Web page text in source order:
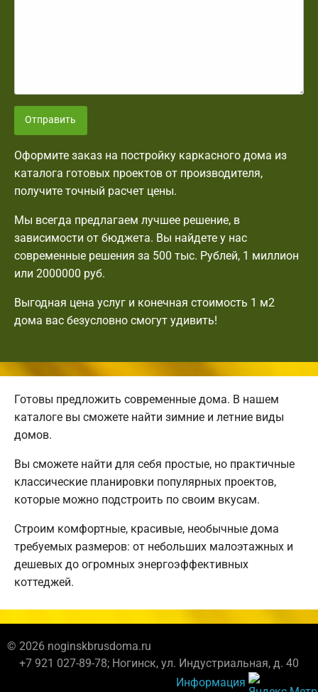
Отправить
Оформите заказ на постройку каркасного дома из
каталога готовых проектов от производителя,
получите точный расчет цены.
Мы всегда предлагаем лучшее решение, в
зависимости от бюджета. Вы найдете у нас
современные решения за 500 тыс. Рублей, 1 миллион
или 2000000 руб.
Выгодная цена услуг и конечная стоимость 1 м2
дома вас безусловно смогут удивить!
Готовы предложить современные дома. В нашем
каталоге вы сможете найти зимние и летние виды
домов.
Вы сможете найти для себя простые, но практичные
классические планировки популярных проектов,
которые можно подстроить по своим вкусам.
Строим комфортные, красивые, необычные дома
требуемых размеров: от небольших малоэтажных и
дешевых до огромных энергоэффективных
коттеджей.
© 2026 noginskbrusdoma.ru
+7 921 027-89-78; Ногинск, ул. Индустриальная, д. 40
Информация